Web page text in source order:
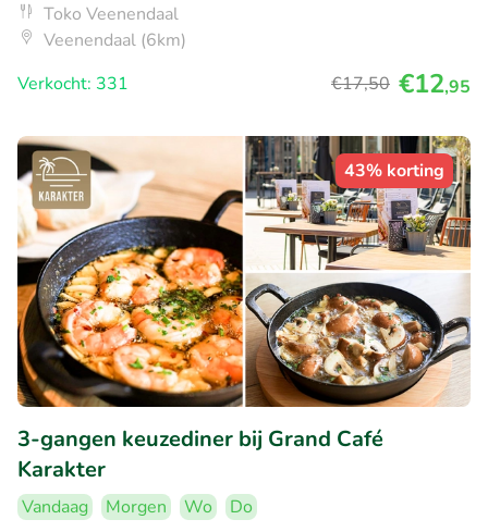
Toko Veenendaal
Veenendaal (6km)
Verkocht: 331
€17,50 €12,95
43% korting
3-gangen keuzediner bij Grand Café
Karakter
Vandaag Morgen Wo
Do